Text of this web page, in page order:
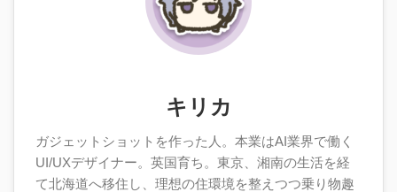
キリカ
ガジェットショットを作った人。本業はAI業界で働く
UI/UXデザイナー。英国育ち。東京、湘南の生活を経
て北海道へ移住し、理想の住環境を整えつつ乗り物趣